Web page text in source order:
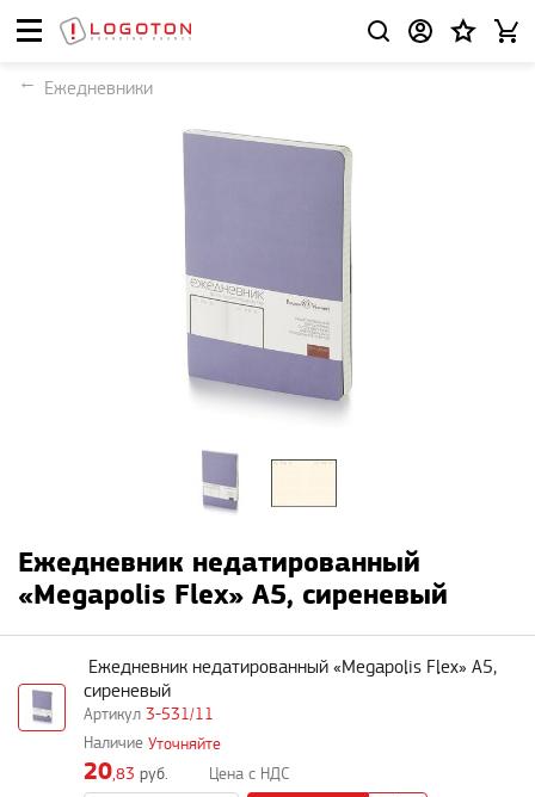
Ежедневники
Ежедневник недатированный
«Megapolis Flex» А5, сиреневый
3-531/11
Ежедневник недатированный «Megapolis Flex» А5,
сиреневый
Уточняйте
20,83 руб.